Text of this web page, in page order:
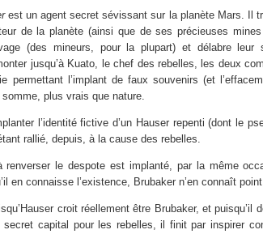
est un agent secret sévissant sur la planète Mars. Il
de la planète (ainsi que de ses précieuses
(des mineurs, pour la plupart) et délabre leur
jusqu’à Kuato, le chef des rebelles, les deux
permettant l’implant de faux souvenirs (et
somme, plus vrais que nature.
l’identité fictive d’un Hauser repenti (dont le
rallié, depuis, à la cause des rebelles.
renverser le despote est implanté, par la même
en connaisse l’existence, Brubaker n’en connaît
croit réellement être Brubaker, et puisqu’il
capital pour les rebelles, il finit par inspirer